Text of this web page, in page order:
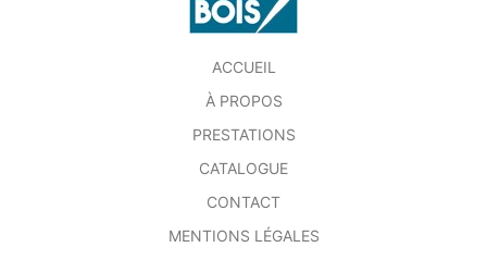
ACCUEIL
À PROPOS
PRESTATIONS
CATALOGUE
CONTACT
MENTIONS LÉGALES